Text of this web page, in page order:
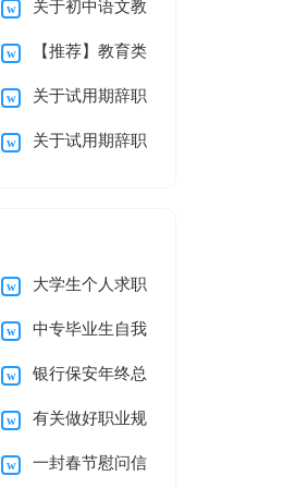
实习报告4篇
关于初中语文教
学工作总结锦集十篇
【推荐】教育类
实习报告4篇
关于试用期辞职
报告模板9篇
关于试用期辞职
大学生个人求职
简历自我介绍
中专毕业生自我
鉴定银行保安年终总
结 有关做好职业规
划范文汇编5篇
一封春节慰问信